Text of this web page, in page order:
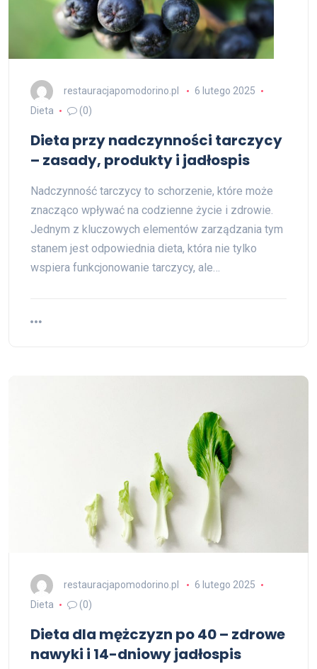
restauracjapomodorino.pl
6 lutego 2025
Dieta
(0)
Dieta przy nadczynności tarczycy
– zasady, produkty i jadłospis
Nadczynność tarczycy to schorzenie, które może
znacząco wpływać na codzienne życie i zdrowie.
Jednym z kluczowych elementów zarządzania tym
stanem jest odpowiednia dieta, która nie tylko
wspiera funkcjonowanie tarczycy, ale…
restauracjapomodorino.pl
6 lutego 2025
Dieta
(0)
Dieta dla mężczyzn po 40 – zdrowe
nawyki i 14-dniowy jadłospis